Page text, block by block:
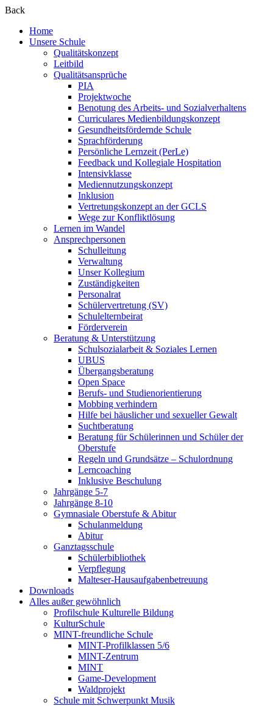
Back
Home
Unsere Schule
Qualitätskonzept
Leitbild
Qualitätsansprüche
PIA
Projektwoche
Benotung des Arbeits- und Sozialverhaltens
Curriculares Medienbildungskonzept
Gesundheitsfördernde Schule
Sprachförderung
Persönliche Lernzeit (PerLe)
Feedback und Kollegiale Hospitation
Intensivklasse
Mediennutzungskonzept
Inklusion
Vertretungskonzept an der GCLS
Wege zur Konfliktlösung
Lernen im Wandel
Ansprechpersonen
Schulleitung
Verwaltung
Unser Kollegium
Zuständigkeiten
Personalrat
Schülervertretung (SV)
Schulelternbeirat
Förderverein
Beratung & Unterstützung
Schulsozialarbeit & Soziales Lernen
UBUS
Übergangsberatung
Open Space
Berufs- und Studienorientierung
Mobbing verhindern
Hilfe bei häuslicher und sexueller Gewalt
Suchtberatung
Beratung für Schülerinnen und Schüler der
Oberstufe
Regeln und Grundsätze – Schulordnung
Lerncoaching
Inklusive Beschulung
Jahrgänge 5-7
Jahrgänge 8-10
Gymnasiale Oberstufe & Abitur
Schulanmeldung
Abitur
Ganztagsschule
Schülerbibliothek
Verpflegung
Malteser-Hausaufgabenbetreuung
Downloads
Alles außer gewöhnlich
Profilschule Kulturelle Bildung
KulturSchule
MINT-freundliche Schule
MINT-Profilklassen 5/6
MINT-Zentrum
MINT
Game-Development
Waldprojekt
Schule mit Schwerpunkt Musik